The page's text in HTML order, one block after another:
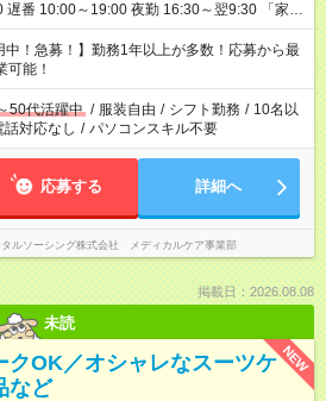
番 10:00～19:00 夜勤 16:30～翌9:30 「家族
い」 「余裕を持って夕飯の準備がしたい」
したくない」 など、ご希望を教えてください
事の勤務時間。 合計で週40時間を超える場
ん。
中！急募！】勤務1年以上が多数！応募から最
可能！
50代活躍中 / 服装自由 / シフト勤務 / 10名以
話対応なし / パソコンスキル不要
応募する 詳細へ
タルソーシング株式会社 メディカルケア事業部
掲載日：2026.08.08
未読
NEW
クOK／オシャレなスーツケ
など